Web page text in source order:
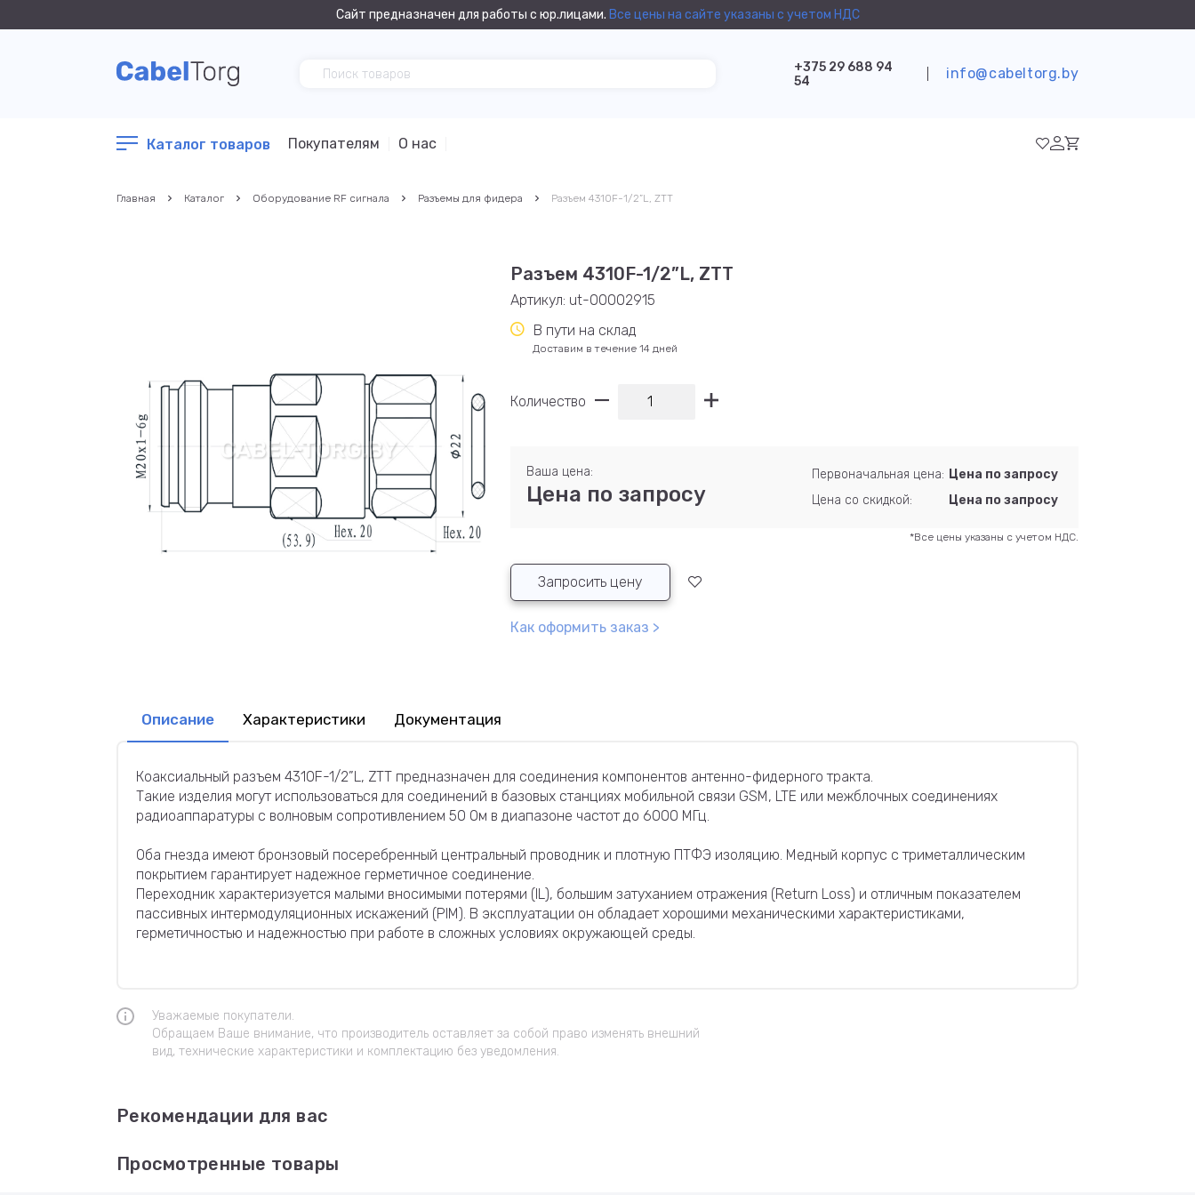
Сайт предназначен для работы с юр.лицами. Все цены на сайте указаны с учетом НДС
+375 29 688 94
54
info@cabeltorg.by
Каталог товаров Покупателям О нас
Главная Каталог Оборудование RF сигнала Разъемы для фидера Разъем 4310F-1/2”L, ZTT
Разъем 4310F-1/2”L, ZTT
Артикул: ut-00002915
В пути на склад
Доставим в течение 14 дней
Количество
Ваша цена:
Цена по запросу
Первоначальная цена: Цена по запросу
Цена со скидкой:
Цена по запросу
*Все цены указаны с учетом НДС.
Запросить цену
Как оформить заказ >
Описание Характеристики Документация
Коаксиальный разъем 4310F-1/2”L, ZTT предназначен для соединения компонентов антенно-фидерного тракта.
Такие изделия могут использоваться для соединений в базовых станциях мобильной связи GSM, LTE или межблочных соединениях
радиоаппаратуры с волновым сопротивлением 50 Ом в диапазоне частот до 6000 МГц.
Оба гнезда имеют бронзовый посеребренный центральный проводник и плотную ПТФЭ изоляцию. Медный корпус с триметаллическим
покрытием гарантирует надежное герметичное соединение.
Переходник характеризуется малыми вносимыми потерями (IL), большим затуханием отражения (Return Loss) и отличным показателем
пассивных интермодуляционных искажений (PIM). В эксплуатации он обладает хорошими механическими характеристиками,
герметичностью и надежностью при работе в сложных условиях окружающей среды.
Уважаемые покупатели.
Обращаем Ваше внимание, что производитель оставляет за собой право изменять внешний
вид, технические характеристики и комплектацию без уведомления.
Рекомендации для вас
Просмотренные товары